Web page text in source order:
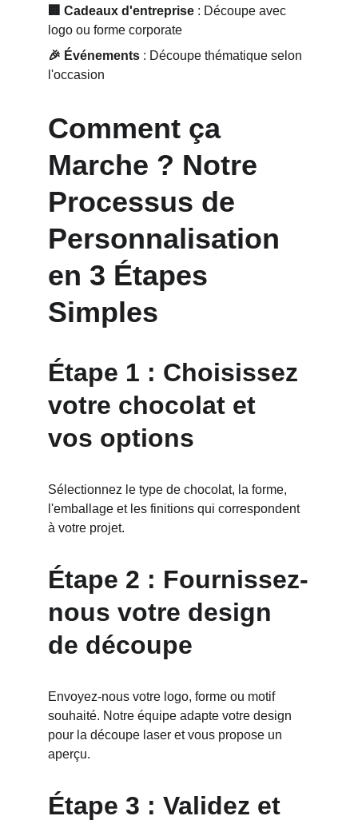
🏢 Cadeaux d'entreprise : Découpe avec
logo ou forme corporate
🎉 Événements : Découpe thématique selon
l'occasion
Comment ça
Marche ? Notre
Processus de
Personnalisation
en 3 Étapes
Simples
Étape 1 : Choisissez
votre chocolat et
vos options
Sélectionnez le type de chocolat, la forme,
l'emballage et les finitions qui correspondent
à votre projet.
Étape 2 : Fournissez-
nous votre design
de découpe
Envoyez-nous votre logo, forme ou motif
souhaité. Notre équipe adapte votre design
pour la découpe laser et vous propose un
aperçu.
Étape 3 : Validez et